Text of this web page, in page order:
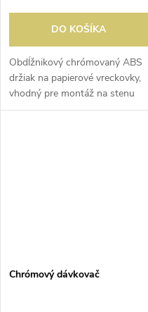
DO KOŠÍKA
Obdĺžnikový chrómovaný ABS
držiak na papierové vreckovky,
vhodný pre montáž na stenu
(montážny materiál nie je
Chrómový dávkovač